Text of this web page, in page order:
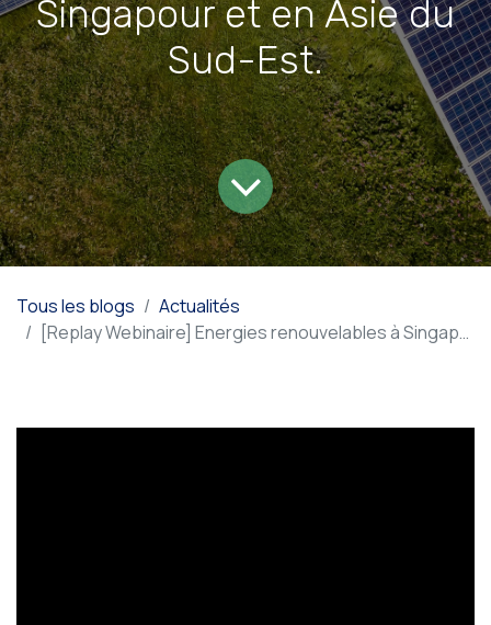
Singapour et en Asie du
Sud-Est.
Tous les blogs
Actualités
[Replay Webinaire] Energies renouvelables à Singapour et en Asie du Sud-Est.